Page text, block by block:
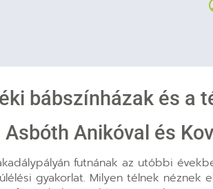
bábszínházak és a
Anikóval és
futnának az utóbbi
gyakorlat. Milyen télnek